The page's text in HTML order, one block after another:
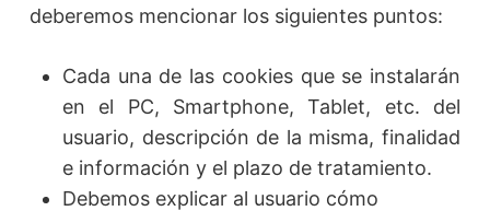
deberemos mencionar los siguientes puntos:
Cada una de las cookies que se instalarán
en el PC, Smartphone, Tablet, etc. del
usuario, descripción de la misma, finalidad
e información y el plazo de tratamiento.
Debemos explicar al usuario cómo